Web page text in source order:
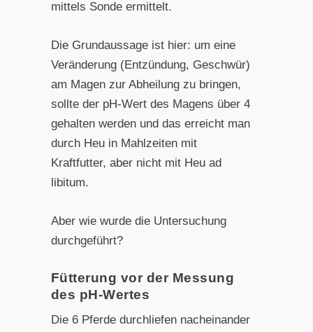
mittels Sonde ermittelt.
Die Grundaussage ist hier: um eine
Veränderung (Entzündung, Geschwür)
am Magen zur Abheilung zu bringen,
sollte der pH-Wert des Magens über 4
gehalten werden und das erreicht man
durch Heu in Mahlzeiten mit
Kraftfutter, aber nicht mit Heu ad
libitum.
Aber wie wurde die Untersuchung
durchgeführt?
Fütterung vor der Messung
des pH-Wertes
Die 6 Pferde durchliefen nacheinander